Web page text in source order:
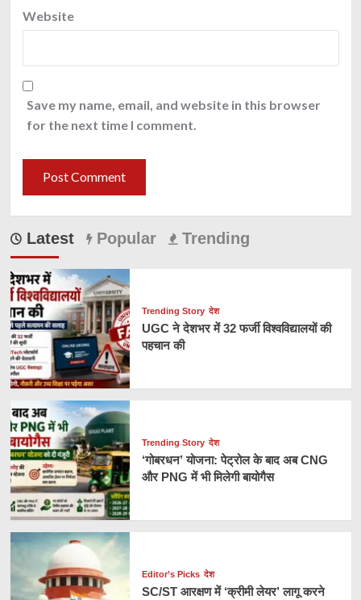
Website
Save my name, email, and website in this browser
for the next time I comment.
Latest Popular Trending
Trending Story देश
UGC ने देशभर में 32 फर्जी विश्वविद्यालयों की
पहचान की
Trending Story देश
‘गोबरधन’ योजना: पेट्रोल के बाद अब CNG
और PNG में भी मिलेगी बायोगैस
Editor’s Picks देश
SC/ST आरक्षण में ‘क्रीमी लेयर’ लागू करने